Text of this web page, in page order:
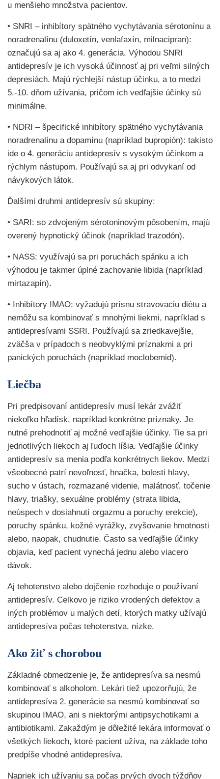
u menšieho množstva pacientov.
• SNRI – inhibítory spätného vychytávania sérotonínu a
noradrenalínu (duloxetín, venlafaxín, milnacipran):
označujú sa aj ako 4. generácia. Výhodou SNRI
antidepresív je ich vysoká účinnosť aj pri veľmi silných
depresiách. Majú rýchlejší nástup účinku, a to medzi
5.-10. dňom užívania, pričom ich vedľajšie účinky sú
minimálne.
• NDRI – špecifické inhibítory spätného vychytávania
noradrenalínu a dopamínu (napríklad bupropión): takisto
ide o 4. generáciu antidepresív s vysokým účinkom a
rýchlym nástupom. Používajú sa aj pri odvykaní od
návykových látok.
Ďalšími druhmi antidepresív sú skupiny:
• SARI: so zdvojeným sérotoninovým pôsobením, majú
overený hypnotický účinok (napríklad trazodón).
• NASS: využívajú sa pri poruchách spánku a ich
výhodou je takmer úplné zachovanie libida (napríklad
mirtazapín).
• Inhibítory IMAO: vyžadujú prísnu stravovaciu diétu a
nemôžu sa kombinovať s mnohými liekmi, napríklad s
antidepresívami SSRI. Používajú sa zriedkavejšie,
zväčša v prípadoch s neobvyklými príznakmi a pri
panických poruchách (napríklad moclobemid).
Liečba
Pri predpisovaní antidepresív musí lekár zvážiť
niekoľko hľadísk, napríklad konkrétne príznaky. Je
nutné prehodnotiť aj možné vedľajšie účinky. Tie sa pri
jednotlivých liekoch aj ľuďoch líšia. Vedľajšie účinky
antidepresív sa menia podľa konkrétnych liekov. Medzi
všeobecné patrí nevoľnosť, hnačka, bolesti hlavy,
sucho v ústach, rozmazané videnie, malátnosť, točenie
hlavy, triašky, sexuálne problémy (strata libida,
neúspech v dosiahnutí orgazmu a poruchy erekcie),
poruchy spánku, kožné vyrážky, zvyšovanie hmotnosti
alebo, naopak, chudnutie. Často sa vedľajšie účinky
objavia, keď pacient vynechá jednu alebo viacero
dávok.
Aj tehotenstvo alebo dojčenie rozhoduje o používaní
antidepresív. Celkovo je riziko vrodených defektov a
iných problémov u malých detí, ktorých matky užívajú
antidepresíva počas tehotenstva, nízke.
Ako žiť s chorobou
Základné obmedzenie je, že antidepresíva sa nesmú
kombinovať s alkoholom. Lekári tiež upozorňujú, že
antidepresíva 2. generácie sa nesmú kombinovať so
skupinou IMAO, ani s niektorými antipsychotikami a
antibiotikami. Zakaždým je dôležité lekára informovať o
všetkých liekoch, ktoré pacient užíva, na základe toho
predpíše vhodné antidepresíva.
Napriek ich užívaniu sa počas prvých dvoch týždňov